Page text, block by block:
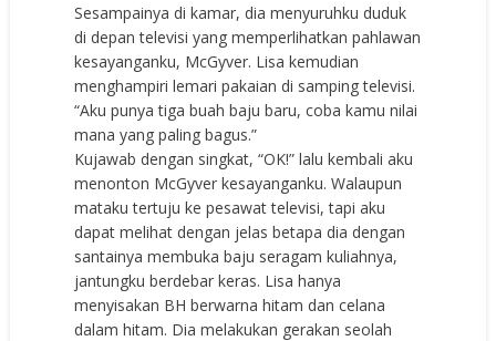
Sesampainya di kamar, dia menyuruhku duduk
di depan televisi yang memperlihatkan pahlawan
kesayanganku, McGyver. Lisa kemudian
menghampiri lemari pakaian di samping televisi.
“Aku punya tiga buah baju baru, coba kamu nilai
mana yang paling bagus.”
Kujawab dengan singkat, “OK!” lalu kembali aku
menonton McGyver kesayanganku. Walaupun
mataku tertuju ke pesawat televisi, tapi aku
dapat melihat dengan jelas betapa dia dengan
santainya membuka baju seragam kuliahnya,
jantungku berdebar keras. Lisa hanya
menyisakan BH berwarna hitam dan celana
dalam hitam. Dia melakukan gerakan seolah